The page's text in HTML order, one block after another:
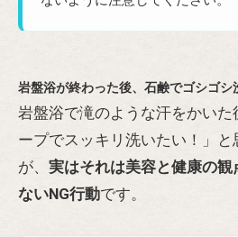
岩盤浴が終わった後、石鹸でゴシゴシ
岩盤浴で滝のような汗をかい
ープでスッキリ洗いたい！」
が、 実はそれは美容と健康の
ないNG行動です。